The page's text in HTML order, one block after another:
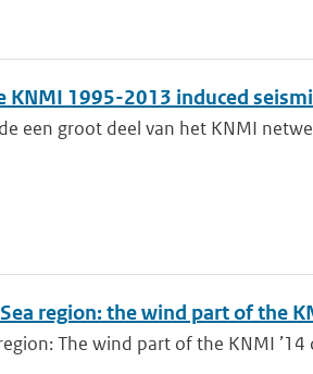
1995-2013 induced
een groot deel van het KNMI
region: the wind part of the
The wind part of the KNMI ’14